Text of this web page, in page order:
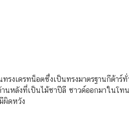
งเดรทน็อตซึ่งเป็นทรงมาตรฐานกีต้า
หลังที่เป็นไม้ซาปีลี ซาวด์ออกมาในโท
ผิดหวัง